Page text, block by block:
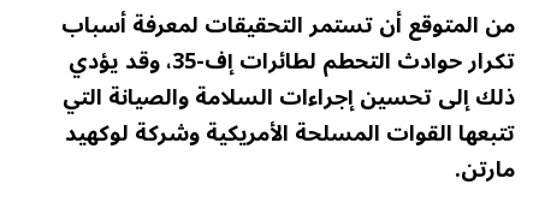
من المتوقع أن تستمر التحقيقات لمعرفة أسباب
تكرار حوادث التحطم لطائرات إف-35، وقد يؤدي
ذلك إلى تحسين إجراءات السلامة والصيانة التي
تتبعها القوات المسلحة الأمريكية وشركة لوكهيد
مارتن.